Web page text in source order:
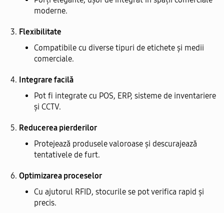
moderne.
Flexibilitate
Compatibile cu diverse tipuri de etichete și medii
comerciale.
Integrare facilă
Pot fi integrate cu POS, ERP, sisteme de inventariere
și CCTV.
Reducerea pierderilor
Protejează produsele valoroase și descurajează
tentativele de furt.
Optimizarea proceselor
Cu ajutorul RFID, stocurile se pot verifica rapid și
precis.